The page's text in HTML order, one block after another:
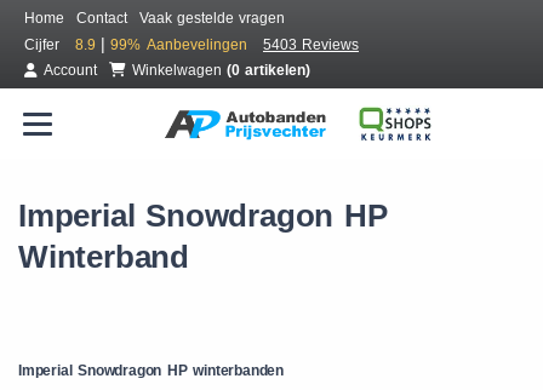
Home Contact
Vaak gestelde vragen
Cijfer
8.9 | 99% Aanbevelingen
5403 Reviews
Account
Winkelwagen (0 artikelen)
Imperial Snowdragon HP
Winterband
Imperial Snowdragon HP winterbanden